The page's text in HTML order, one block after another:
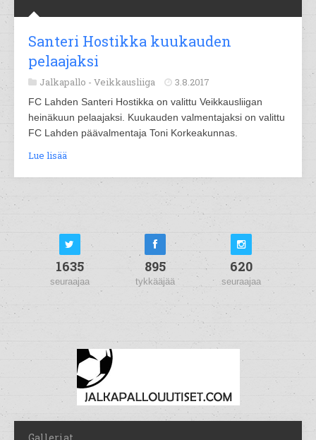
Santeri Hostikka kuukauden
pelaajaksi
Jalkapallo - Veikkausliiga 3.8.2017
FC Lahden Santeri Hostikka on valittu Veikkausliigan
heinäkuun pelaajaksi. Kuukauden valmentajaksi on valittu
FC Lahden päävalmentaja Toni Korkeakunnas.
Lue lisää
1635
seuraajaa
895
tykkääjää
620
seuraajaa